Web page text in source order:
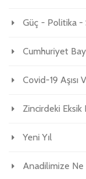
Güç - Politika -
Cumhuriyet
Covid-19 Aşısı
Zincirdeki Eksik
Yeni Yıl
Anadilimize Ne